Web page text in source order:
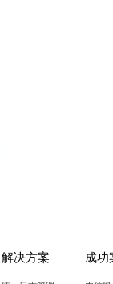
解决方案 成功